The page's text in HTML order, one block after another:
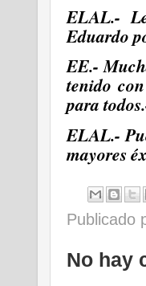
ELAL.-
Eduardo
EE.-
tenido
para
ELAL.-
mayores
Publicado
No hay